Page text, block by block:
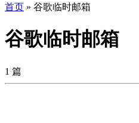
首页 » 谷歌临时邮箱
谷歌临时邮箱
1 篇